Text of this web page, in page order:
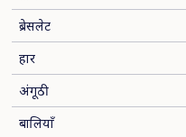
ब्रेसलेट
हार
अंगूठी
बालियाँ